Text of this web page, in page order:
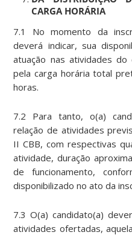
CARGA HORÁRIA
7.1 No momento da
deverá indicar, sua
atuação nas atividades
pela carga horária total
horas.
7.2 Para tanto, o(a)
relação de atividades
II CBB, com respectivas
atividade, duração
de funcionamento,
disponibilizado no ato da
7.3 O(a) candidato(a)
atividades ofertadas,